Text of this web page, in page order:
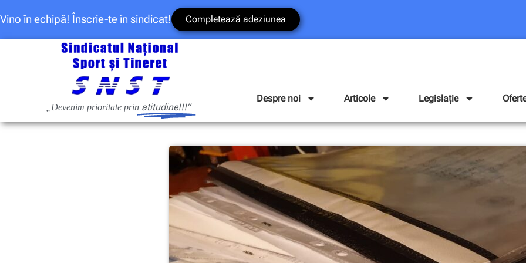
Vino în echipă! Înscrie-te în sindicat! Completează adeziunea
„Devenim prioritate prin atitudine!!!”
Despre noi Articole Legislație